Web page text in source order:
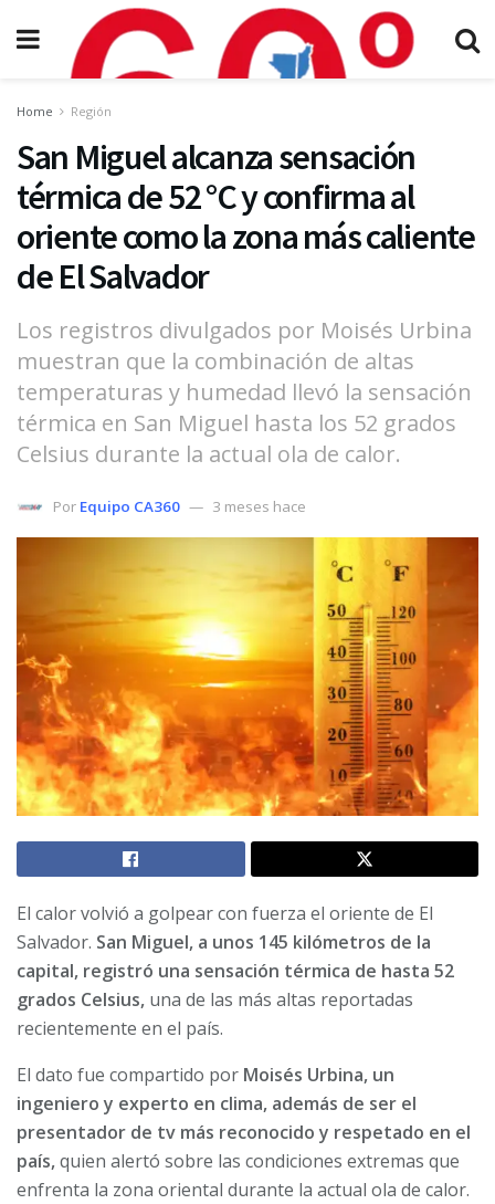
Home Región
San Miguel alcanza sensación
térmica de 52 °C y confirma al
oriente como la zona más caliente
de El Salvador
Los registros divulgados por Moisés Urbina
muestran que la combinación de altas
temperaturas y humedad llevó la sensación
térmica en San Miguel hasta los 52 grados
Celsius durante la actual ola de calor.
Por Equipo CA360 3 meses hace
El calor volvió a golpear con fuerza el oriente de El
Salvador. San Miguel, a unos 145 kilómetros de la
capital, registró una sensación térmica de hasta 52
grados Celsius, una de las más altas reportadas
recientemente en el país.
El dato fue compartido por Moisés Urbina, un
ingeniero y experto en clima, además de ser el
presentador de tv más reconocido y respetado en el
país,quien alertó sobre las condiciones extremas que
enfrenta la zona oriental durante la actual ola de calor.